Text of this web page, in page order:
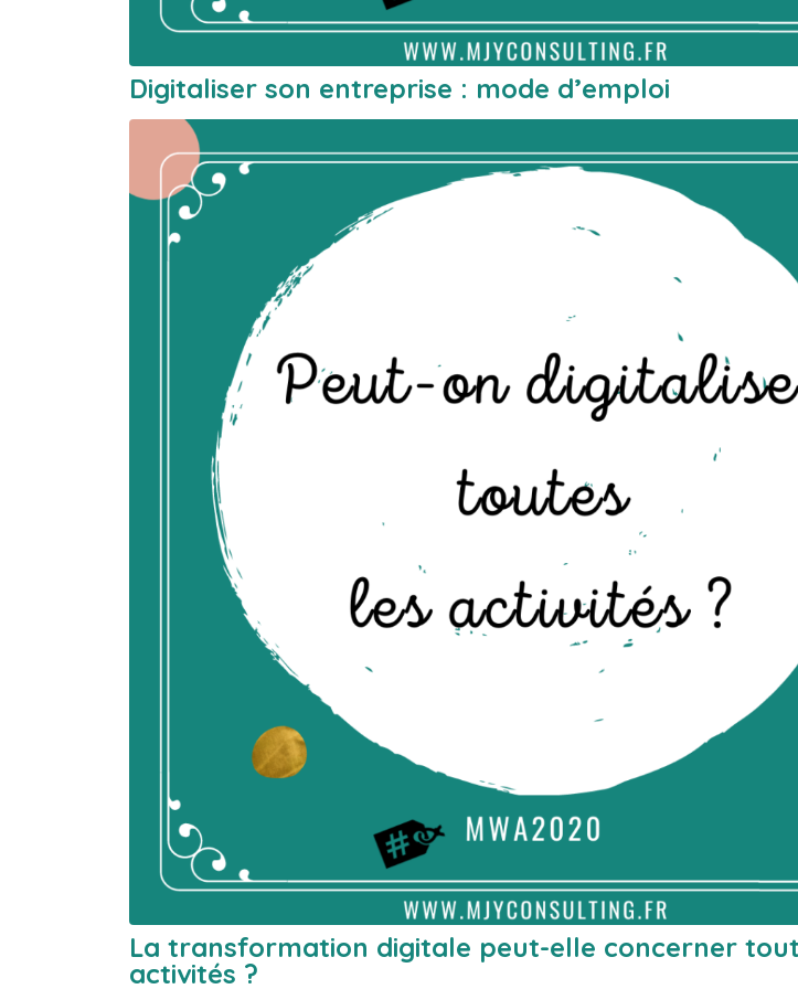
Digitaliser son entreprise : mode d’emploi
La transformation digitale peut-elle concerner
activités ?